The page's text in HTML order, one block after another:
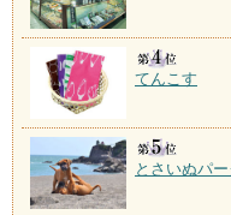
てんこす
とさいぬパー